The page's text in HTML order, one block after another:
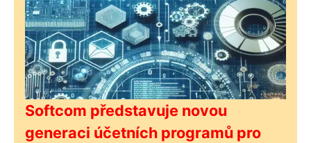
Softcom představuje novou
generaci účetních programů pro